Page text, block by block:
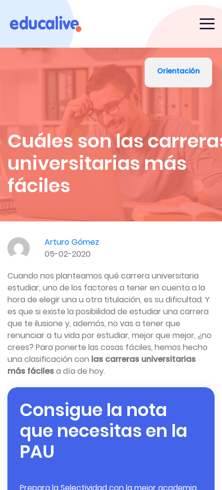
Orientación
Cuáles son las
universitarias más
fáciles
Arturo Gómez
05-02-2020
Cuando nos planteamos qué carrera universitaria
estudiar, uno de los factores a tener en cuenta a la
hora de elegir una u otra titulación, es su dificultad. Y
es que si existe la posibilidad de estudiar una carrera
que te ilusione y, además, no vas a tener que
renunciar a tu vida por estudiar, mejor que mejor, ¿no
crees? Para ponerte las cosas fáciles, hemos hecho
una clasificación con las carreras universitarias
más fácilesa día de hoy.
Consigue la nota
que necesitas en la
PAU